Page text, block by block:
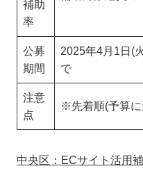
補助
率
公募
期間
2025年4月1日(
で
注意
点
※先着順(予算
中央区：ECサイト活用